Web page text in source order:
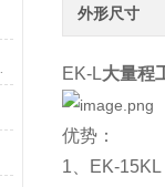
外形尺寸
EK-L大量程
优势：
1、EK-